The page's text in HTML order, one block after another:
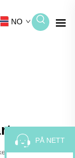
NO
lagringsløsning
PÅ NETT